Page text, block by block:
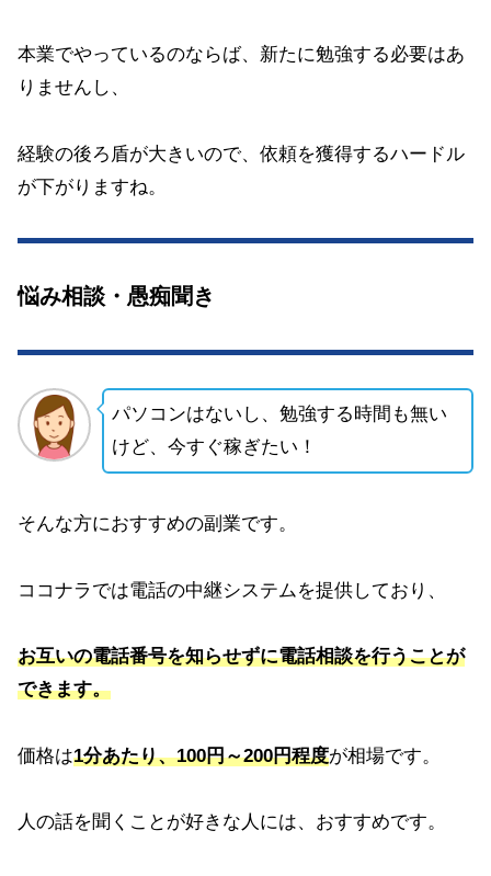
本業でやっているのならば、新たに勉強する必要はあ
りませんし、
経験の後ろ盾が大きいので、依頼を獲得するハードル
が下がりますね。
悩み相談・愚痴聞き
パソコンはないし、勉強する時間も無い
けど、今すぐ稼ぎたい！
そんな方におすすめの副業です。
ココナラでは電話の中継システムを提供しており、
お互いの電話番号を知らせずに電話相談を行うことが
できます。
価格は1分あたり、100円～200円程度が相場です。
人の話を聞くことが好きな人には、おすすめです。